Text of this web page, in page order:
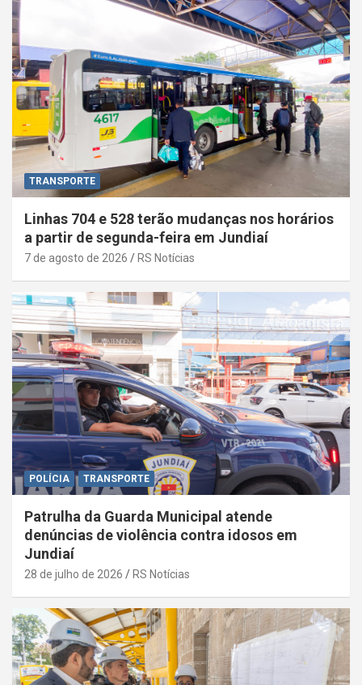
TRANSPORTE
Linhas 704 e 528 terão mudanças nos horários
a partir de segunda-feira em Jundiaí
7 de agosto de 2026 RS Notícias
POLÍCIA TRANSPORTE
Patrulha da Guarda Municipal atende
denúncias de violência contra idosos em
Jundiaí
28 de julho de 2026 RS Notícias